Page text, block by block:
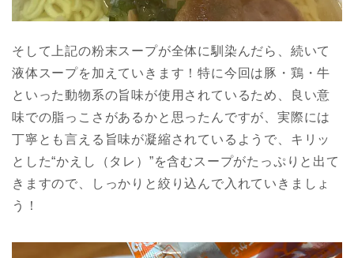
そして上記の粉末スープが全体に馴染んだら、続いて
液体スープを加えていきます！特に今回は豚・鶏・牛
といった動物系の旨味が使用されているため、良い意
味での脂っこさがあるかと思ったんですが、実際には
丁寧とも言える旨味が凝縮されているようで、キリッ
とした“かえし（タレ）”を含むスープがたっぷりと出て
きますので、しっかりと絞り込んで入れていきましょ
う！